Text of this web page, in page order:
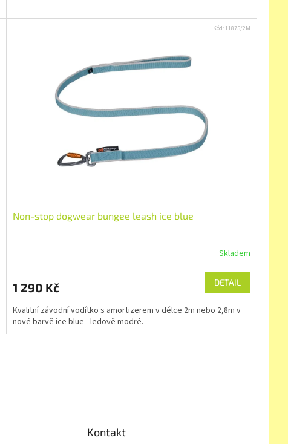
Non-stop dogwear bungee leash ice blue
Skladem
1 290 Kč DETAIL
Kvalitní závodní vodítko s amortizerem v délce 2m nebo 2,8m v
nové barvě ice blue - ledově modré.
Kód: 11875/2M
Kontakt